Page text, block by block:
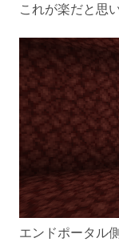
これが楽だと思
エンドポータル